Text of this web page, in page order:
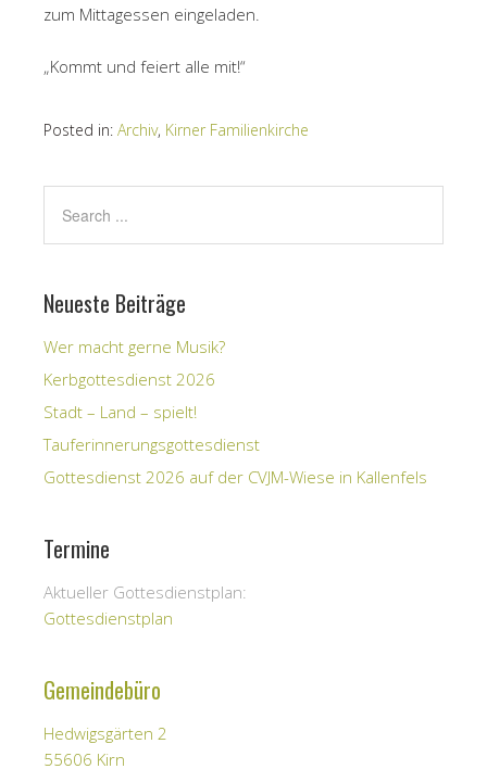
zum Mittagessen eingeladen.
„Kommt und feiert alle mit!“
Posted in: Archiv, Kirner Familienkirche
Neueste Beiträge
Wer macht gerne Musik?
Kerbgottesdienst 2026
Stadt – Land – spielt!
Tauferinnerungsgottesdienst
Gottesdienst 2026 auf der CVJM-Wiese in Kallenfels
Termine
Aktueller Gottesdienstplan:
Gottesdienstplan
Gemeindebüro
Hedwigsgärten 2
55606 Kirn